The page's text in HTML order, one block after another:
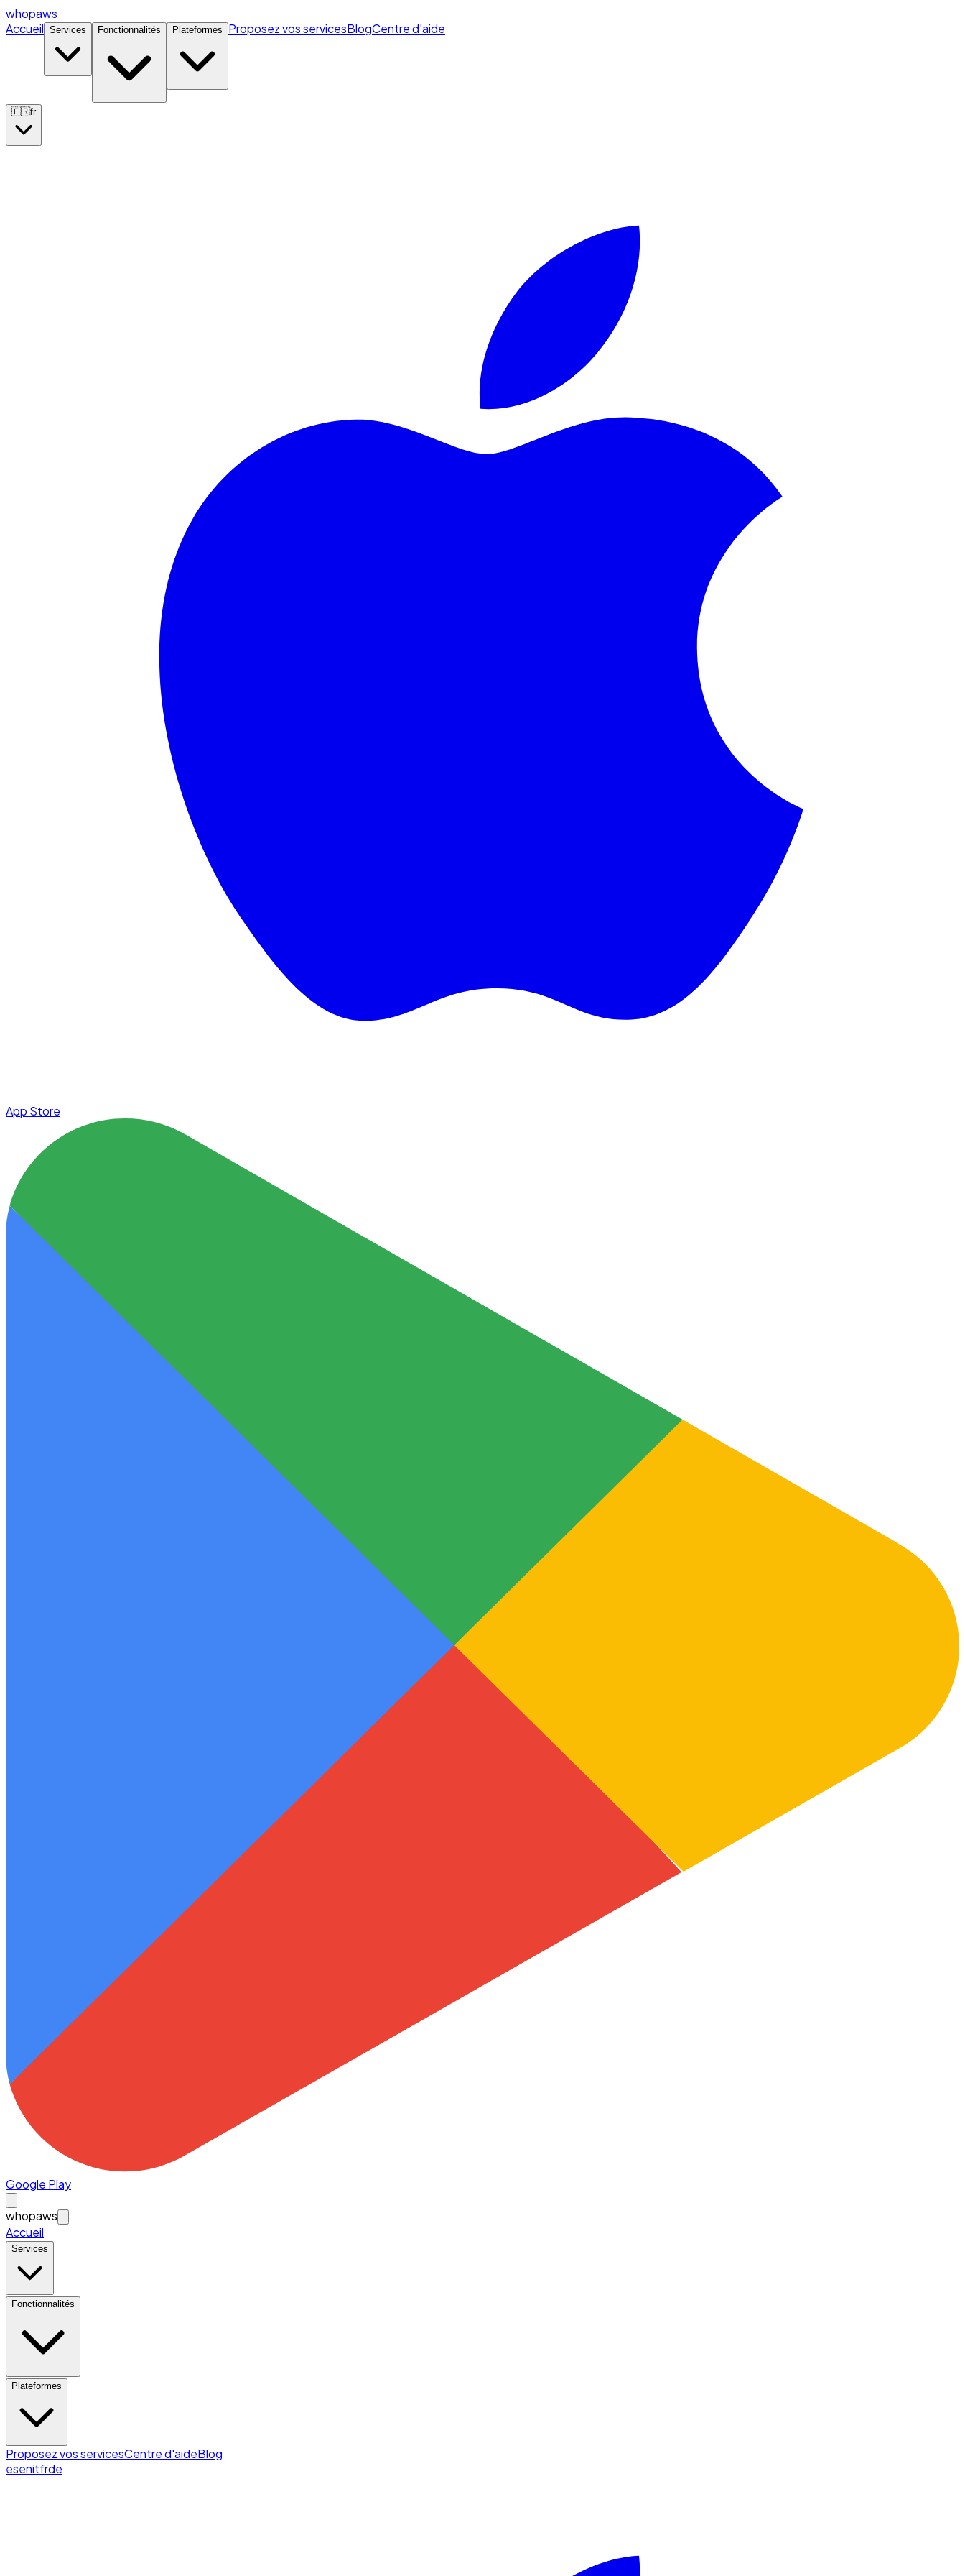
whopaws
Accueil Services Fonctionnalités Plateformes Proposez vos servicesBlogCentre d'aide
🇫🇷fr
App Store
Google Play
whopaws
Accueil
Services
Fonctionnalités
Plateformes
Proposez vos servicesCentre d'aideBlog
esenitfrde